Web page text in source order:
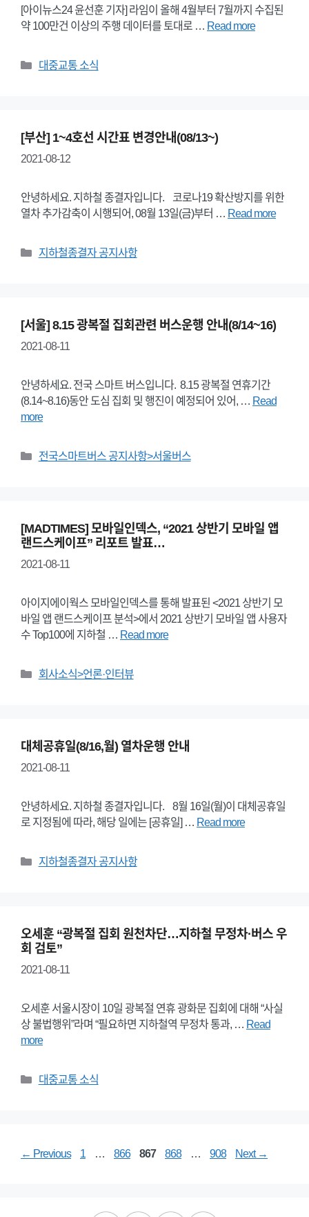
[아이뉴스24 윤선훈 기자] 라임이 올해 4월부터 7월까지 수집된
약 100만건 이상의 주행 데이터를 토대로 … Read more
Categories
대중교통 소식
[부산] 1~4호선 시간표 변경안내(08/13~)
2021-08-12
안녕하세요. 지하철 종결자입니다. 코로나19 확산방지를 위한
열차 추가감축이 시행되어, 08월 13일(금)부터 … Read more
Categories
지하철종결자 공지사항
[서울] 8.15 광복절 집회관련 버스운행 안내(8/14~16)
2021-08-11
안녕하세요. 전국 스마트 버스입니다. 8.15 광복절 연휴기간
(8.14~8.16)동안 도심 집회 및 행진이 예정되어 있어, … Read
more
Categories
전국스마트버스 공지사항>서울버스
[MADTIMES] 모바일인덱스, “2021 상반기 모바일 앱
랜드스케이프” 리포트 발표…
2021-08-11
아이지에이웍스 모바일인덱스를 통해 발표된 <2021 상반기 모
바일 앱 랜드스케이프 분석>에서 2021 상반기 모바일 앱 사용자
수 Top100에 지하철 … Read more
Categories
회사소식>언론·인터뷰
대체공휴일(8/16,월) 열차운행 안내
2021-08-11
안녕하세요. 지하철 종결자입니다. 8월 16일(월)이 대체공휴일
로 지정됨에 따라, 해당 일에는 [공휴일] … Read more
Categories
지하철종결자 공지사항
오세훈 “광복절 집회 원천차단…지하철 무정차·버스 우
회 검토”
2021-08-11
오세훈 서울시장이 10일 광복절 연휴 광화문 집회에 대해 “사실
상 불법행위”라며 “필요하면 지하철역 무정차 통과, … Read
more
Categories
대중교통 소식
← Previous Page
1 … Page
866 Page
867 Page
868 … Page
908 Next →